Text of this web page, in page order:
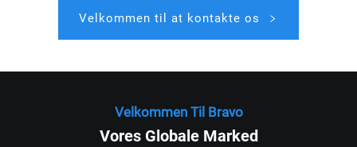
Velkommen til at kontakte os
Velkommen Til Bravo
Vores Globale Marked